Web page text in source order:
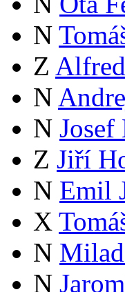
N
Z
N
N Josef
Z Jiří
N Emil
X
N
N